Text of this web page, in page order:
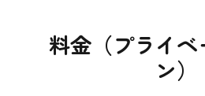
料金（プライ
ン）